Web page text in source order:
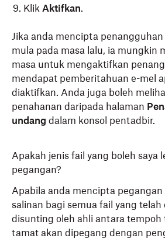
Klik Aktifkan.
Jika anda mencipta
mula pada masa lalu, ia mungkin
masa untuk mengaktifkan
mendapat pemberitahuan e-mel
diaktifkan. Anda juga boleh
penahanan daripada halaman
undang dalam konsol pentadbir.
Apakah jenis fail yang boleh saya
pegangan?
Apabila anda mencipta
salinan bagi semua fail yang
disunting oleh ahli antara tempoh
tamat akan dipegang dengan